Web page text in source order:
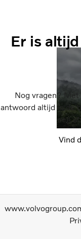
Er is
Nog vragen?
antwoord altijd in de
een
Vind